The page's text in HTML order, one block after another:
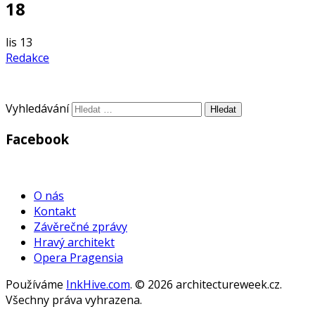
18
lis 13
Redakce
Vyhledávání
Facebook
O nás
Kontakt
Závěrečné zprávy
Hravý architekt
Opera Pragensia
Používáme InkHive.com. © 2026 architectureweek.cz.
Všechny práva vyhrazena.